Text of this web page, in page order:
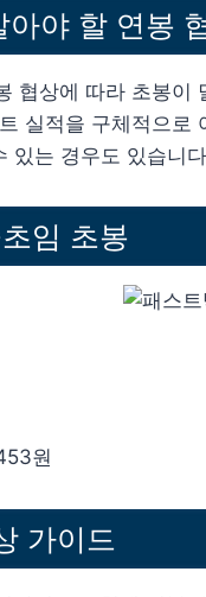
야 할 연봉
협상에 따라 초봉이
실적을 구체적으로
있는 경우도 있습니
임 초봉
원
가이드